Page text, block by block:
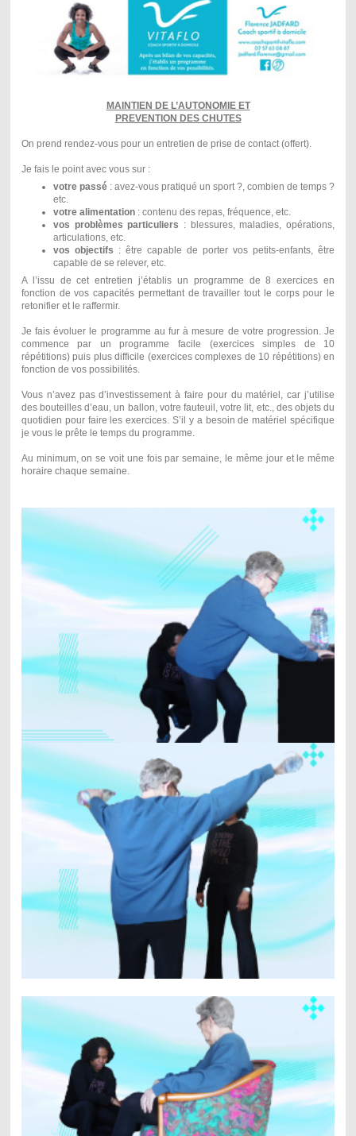
MAINTIEN DE L’AUTONOMIE ET
PREVENTION DES CHUTES
On prend rendez-vous pour un entretien de prise de contact (offert).
Je fais le point avec vous sur :
votre passé: avez-vous pratiqué un sport ?, combien de temps ?
etc.
votre alimentation: contenu des repas, fréquence, etc.
vos problèmes particuliers : blessures, maladies, opérations,
articulations, etc.
vos objectifs : être capable de porter vos petits-enfants, être
capable de se relever, etc.
A l’issu de cet entretien j’établis un programme de 8 exercices en
fonction de vos capacités permettant de travailler tout le corps pour le
retonifier et le raffermir.
Je fais évoluer le programme au fur à mesure de votre progression. Je
commence par un programme facile (exercices simples de 10
répétitions) puis plus difficile (exercices complexes de 10 répétitions) en
fonction de vos possibilités.
Vous n’avez pas d’investissement à faire pour du matériel, car j’utilise
des bouteilles d’eau, un ballon, votre fauteuil, votre lit, etc., des objets du
quotidien pour faire les exercices. S’il y a besoin de matériel spécifique
je vous le prête le temps du programme.
Au minimum, on se voit une fois par semaine, le même jour et le même
horaire chaque semaine.